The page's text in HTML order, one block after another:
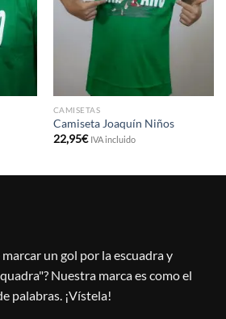
CAMISETAS
Camiseta Joaquín Niños
22,95€ IVA incluido
un gol por la escuadra y
Nuestra marca es como el
palabras. ¡Vístela!